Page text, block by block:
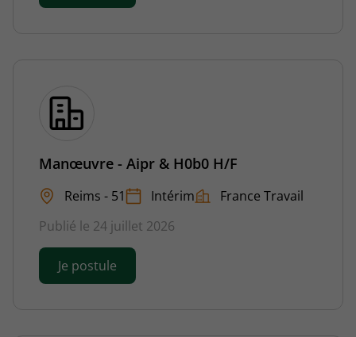
Manœuvre - Aipr & H0b0 H/F
Reims - 51 Intérim
France Travail
Publié le 24 juillet 2026
Je postule